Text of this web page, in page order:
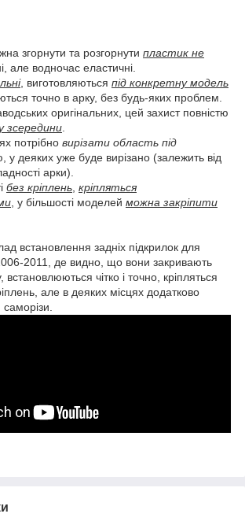
згорнути та розгорнути пластик не
але водночас еластичні.
, виготовляються під конкретну модель
точно в арку, без будь-яких проблем.
оригінальних, цей захист повністю
зсередини
потрібно вирізати область під
у деяких уже буде вирізано (залежить від
арки).
без кріплень кріпляться
, у більшості моделей можна закріпити
встановлення задніх підкрилок для
2011, де видно, що вони закривають
встановлюються чітко і точно, кріпляться
але в деяких місцях додатково